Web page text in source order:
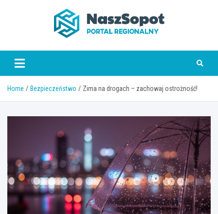
www.naszsopot.pl
Home Bezpieczeństwo Zima na drogach – zachowaj ostrożność!